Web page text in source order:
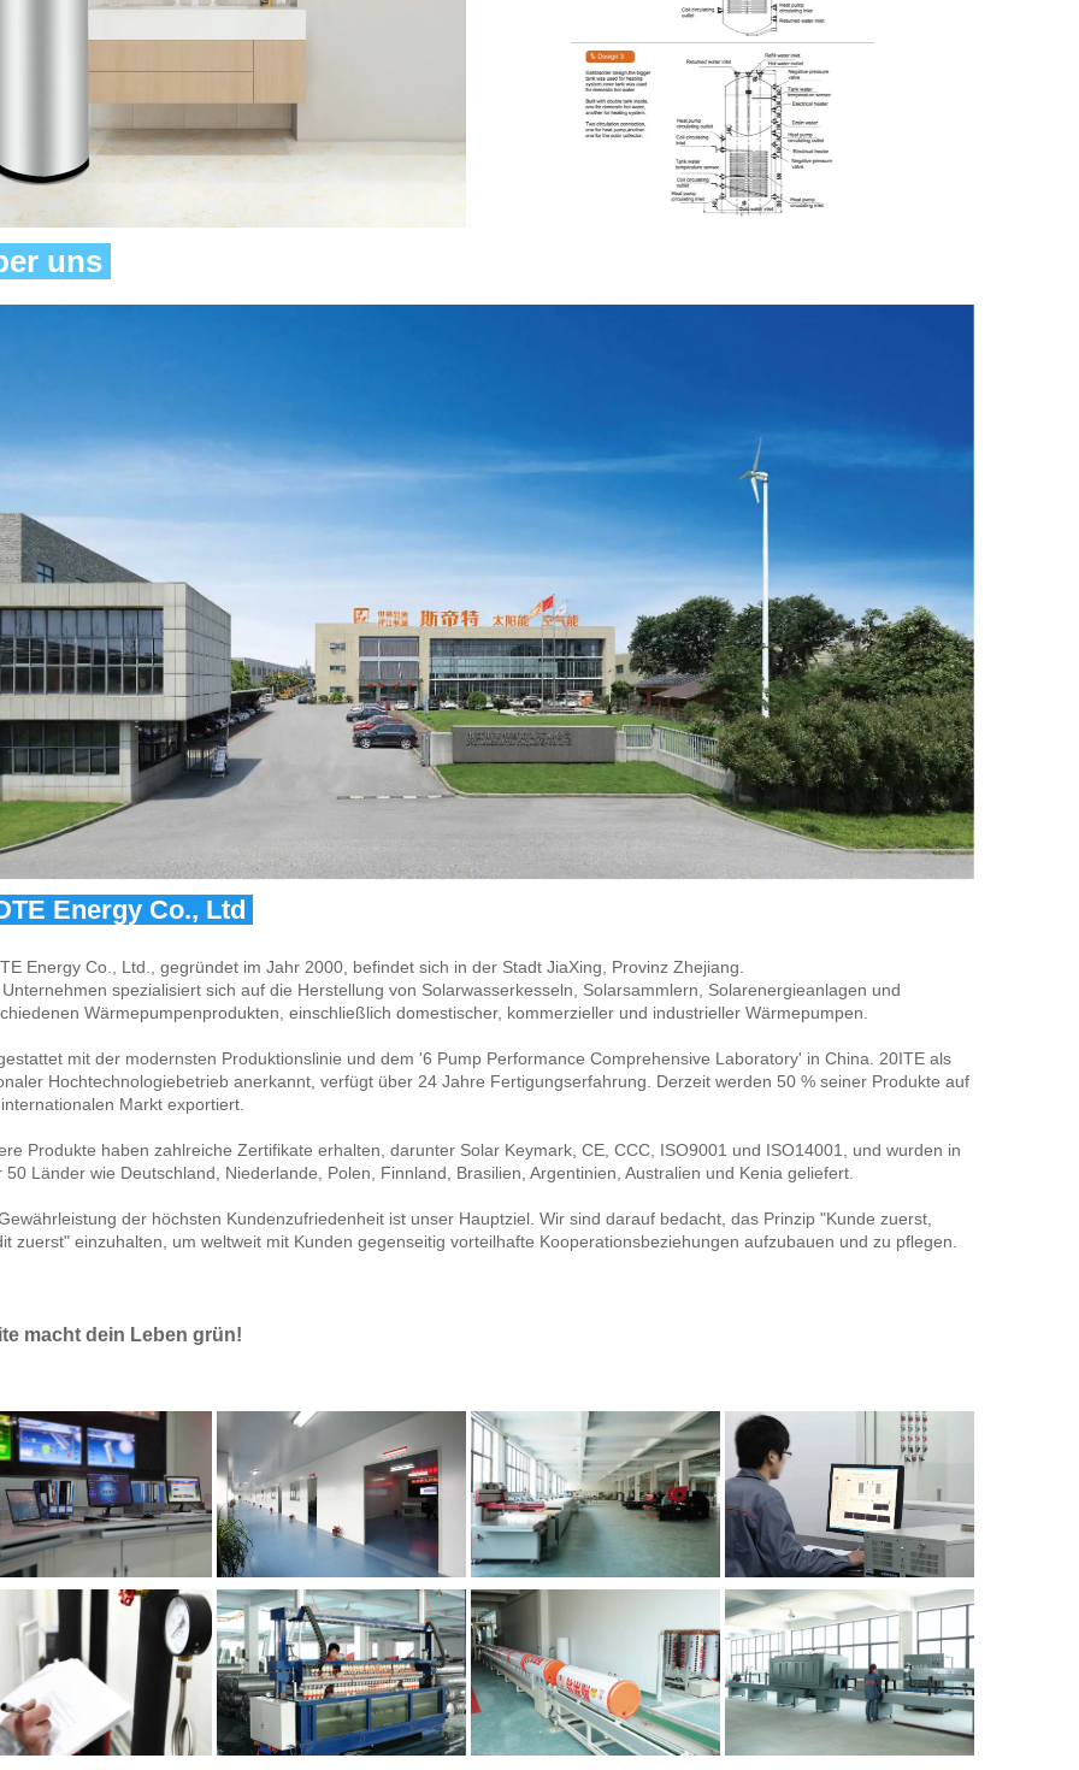
uns
Energy Co., Ltd
Energy Co., Ltd., gegründet im Jahr 2000, befindet sich in der Stadt JiaXing, Provinz Zhejiang.
spezialisiert sich auf die Herstellung von Solarwasserkesseln, Solarsammlern, Solarenergieanlagen und
Wärmepumpenprodukten, einschließlich domestischer, kommerzieller und industrieller Wärmepumpen.
mit der modernsten Produktionslinie und dem '6 Pump Performance Comprehensive Laboratory' in China. 20ITE als
Hochtechnologiebetrieb anerkannt, verfügt über 24 Jahre Fertigungserfahrung. Derzeit werden 50 % seiner Produkte auf
Markt exportiert.
Produkte haben zahlreiche Zertifikate erhalten, darunter Solar Keymark, CE, CCC, ISO9001 und ISO14001, und wurden in
50 Länder wie Deutschland, Niederlande, Polen, Finnland, Brasilien, Argentinien, Australien und Kenia geliefert.
der höchsten Kundenzufriedenheit ist unser Hauptziel. Wir sind darauf bedacht, das Prinzip "Kunde zuerst,
zuerst" einzuhalten, um weltweit mit Kunden gegenseitig vorteilhafte Kooperationsbeziehungen aufzubauen und zu pflegen.
macht dein Leben grün!